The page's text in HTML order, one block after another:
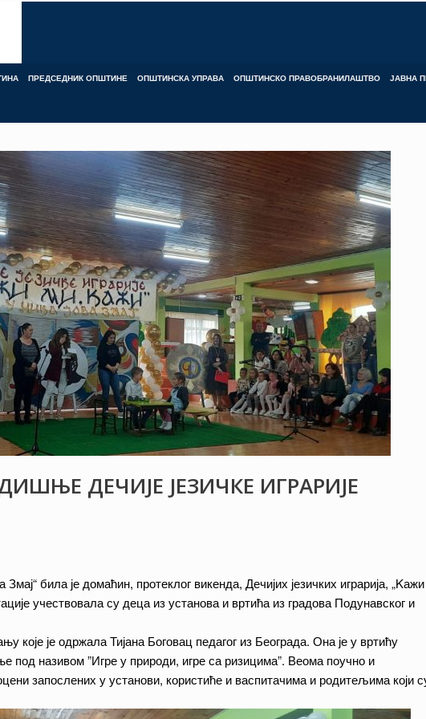
ПРЕДСЕДНИК ОПШТИНЕ ОПШТИНСКА УПРАВА ОПШТИНСКО ПРАВОБРАНИЛАШТВО ЈАВНА
ДЕЧИЈЕ ЈЕЗИЧКЕ ИГРАРИЈЕ
била је домаћин, протеклог викенда, Дечијих језичких играрија, „Kажи
учествовала су деца из установа и вртића из градова Подунавског и
које је одржала Тијана Боговац педагог из Београда. Она је у вртићу
под називом ”Игре у природи, игре са ризицима”. Веома поучно и
запослених у установи, користиће и васпитачима и родитељима који